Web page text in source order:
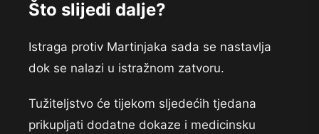
Što slijedi dalje?
Istraga protiv Martinjaka sada se nastavlja
dok se nalazi u istražnom zatvoru.
Tužiteljstvo će tijekom sljedećih tjedana
prikupljati dodatne dokaze i medicinsku